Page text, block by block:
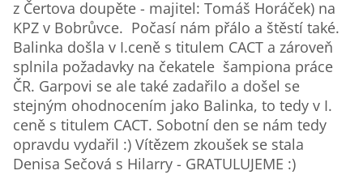
z Čertova doupěte - majitel: Tomáš Horáček) na
KPZ v Bobrůvce. Počasí nám přálo a štěstí také.
Balinka došla v I.ceně s titulem CACT a zároveň
splnila požadavky na čekatele šampiona práce
ČR. Garpovi se ale také zadařilo a došel se
stejným ohodnocením jako Balinka, to tedy v I.
ceně s titulem CACT. Sobotní den se nám tedy
opravdu vydařil :) Vítězem zkoušek se stala
Denisa Sečová s Hilarry - GRATULUJEME :)